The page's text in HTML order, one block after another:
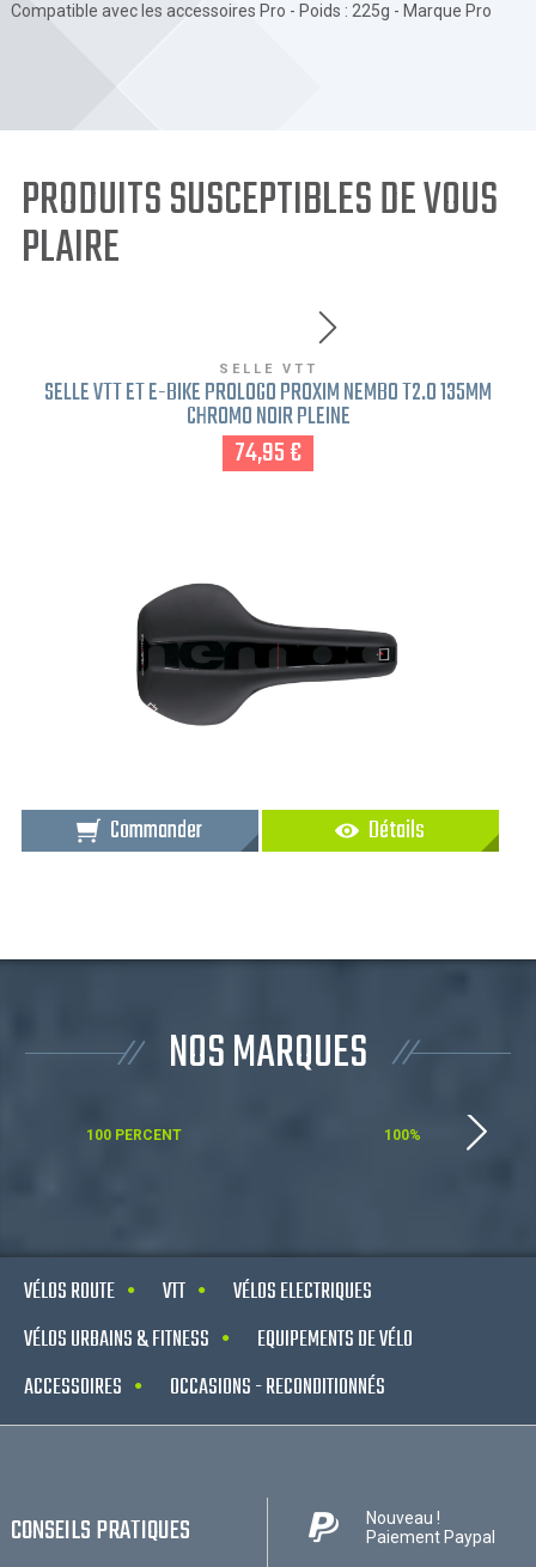
Compatible avec les accessoires Pro - Poids : 225g - Marque Pro
PRODUITS SUSCEPTIBLES DE VOUS
PLAIRE
SELLE VTT
SELLE VTT ET E-BIKE PROLOGO PROXIM NEMBO T2.0 135MM
CHROMO NOIR PLEINE
74,95 €
Commander Détails
NOS MARQUES
100 PERCENT 100%
VÉLOS ROUTE VTT
VÉLOS ELECTRIQUES
VÉLOS URBAINS & FITNESS
EQUIPEMENTS DE VÉLO
ACCESSOIRES
OCCASIONS - RECONDITIONNÉS
CONSEILS PRATIQUES
Nouveau !
Paiement Paypal